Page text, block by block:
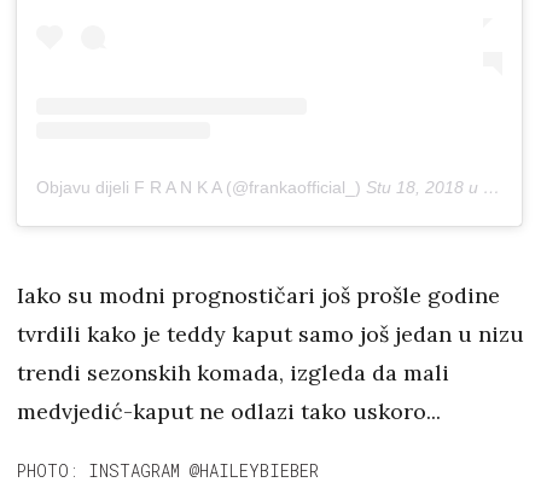
Objavu dijeli F R A N K A (@frankaofficial_) Stu 18, 2018 u 12:47 PST
Iako su modni prognostičari još prošle godine
tvrdili kako je teddy kaput samo još jedan u nizu
trendi sezonskih komada, izgleda da mali
medvjedić-kaput ne odlazi tako uskoro...
PHOTO: INSTAGRAM @HAILEYBIEBER